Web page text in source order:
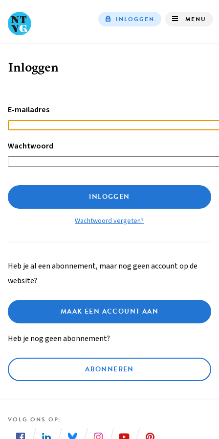
INLOGGEN MENU
Kruimelpad
Inloggen
E-mailadres
Wachtwoord
INLOGGEN
Wachtwoord vergeten?
Heb je al een abonnement, maar nog geen account op de
website?
MAAK EEN ACCOUNT AAN
Heb je nog geen abonnement?
ABONNEREN
VOLG ONS OP